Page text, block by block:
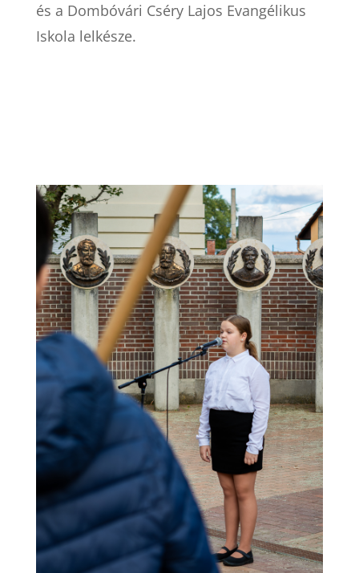
és a Dombóvári Cséry Lajos Evangélikus
Iskola lelkésze.